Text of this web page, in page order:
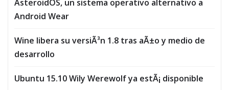
AsteroidOS, un sistema operativo alternativo a
Android Wear
Wine libera su versiÃ³n 1.8 tras aÃ±o y medio de
desarrollo
Ubuntu 15.10 Wily Werewolf ya estÃ¡ disponible